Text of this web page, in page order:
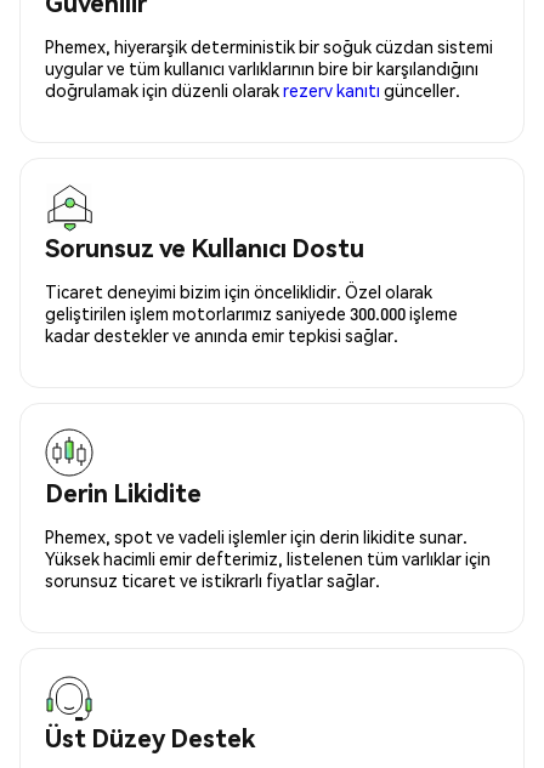
Phemex, hiyerarşik deterministik bir soğuk cüzdan sistemi
uygular ve tüm kullanıcı varlıklarının bire bir karşılandığını
doğrulamak için düzenli olarakrezerv kanıtı günceller.
Sorunsuz ve Kullanıcı Dostu
Ticaret deneyimi bizim için önceliklidir. Özel olarak
geliştirilen işlem motorlarımız saniyede 300.000 işleme
kadar destekler ve anında emir tepkisi sağlar.
Derin Likidite
Phemex, spot ve vadeli işlemler için derin likidite sunar.
Yüksek hacimli emir defterimiz, listelenen tüm varlıklar için
sorunsuz ticaret ve istikrarlı fiyatlar sağlar.
Üst Düzey Destek